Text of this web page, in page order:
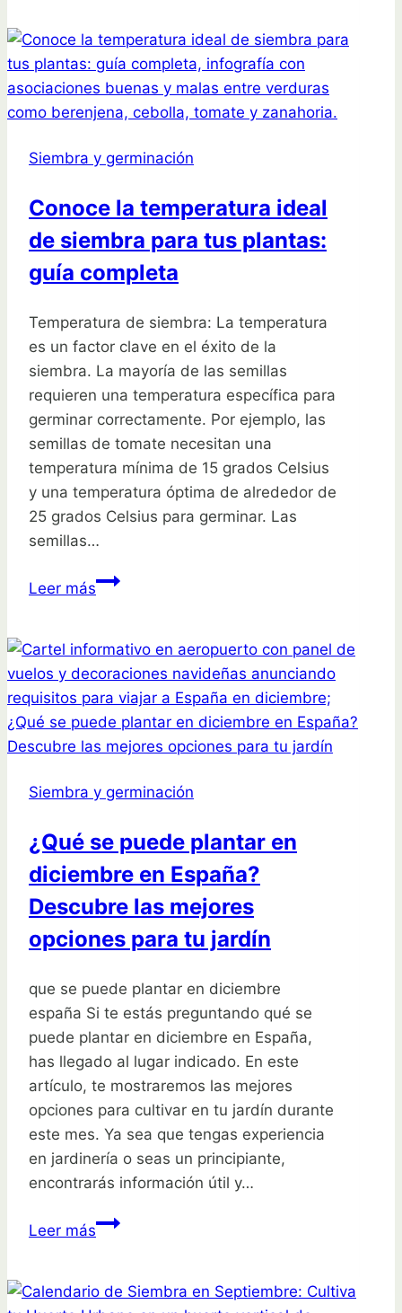
pascua:
descubren
por
qué
en
Siembra y germinación
Conoce la temperatura ideal
de siembra para tus plantas:
guía completa
Temperatura de siembra: La temperatura
es un factor clave en el éxito de la
siembra. La mayoría de las semillas
requieren una temperatura específica para
germinar correctamente. Por ejemplo, las
semillas de tomate necesitan una
temperatura mínima de 15 grados Celsius
y una temperatura óptima de alrededor de
25 grados Celsius para germinar. Las
semillas…
Leer másConoce
ideal
de
siembra
para
tus
guía
Siembra y germinación
¿Qué se puede plantar en
diciembre en España?
Descubre las mejores
opciones para tu jardín
que se puede plantar en diciembre
españa Si te estás preguntando qué se
puede plantar en diciembre en España,
has llegado al lugar indicado. En este
artículo, te mostraremos las mejores
opciones para cultivar en tu jardín durante
este mes. Ya sea que tengas experiencia
en jardinería o seas un principiante,
encontrarás información útil y…
Leer más¿Qué
plantar